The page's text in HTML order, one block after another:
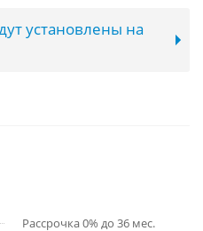
установлены на
Рассрочка 0% до 36 мес.